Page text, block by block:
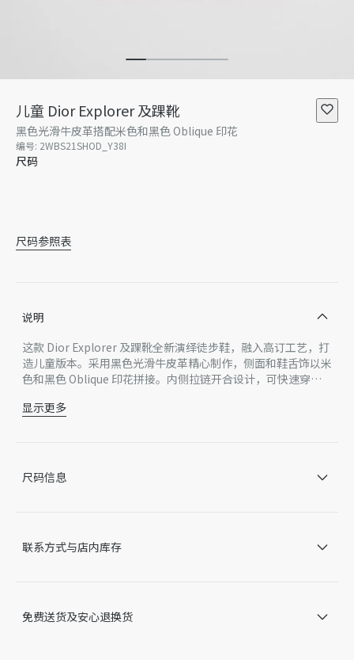
儿童 Dior Explorer 及踝靴
黑色光滑牛皮革搭配米色和黑色 Oblique 印花
编号: 2WBS21SHOD_Y38I
尺码
尺码参照表
说明
这款 Dior Explorer 及踝靴全新演绎徒步鞋，融入高订工艺，打
造儿童版本。采用黑色光滑牛皮革精心制作，侧面和鞋舌饰以米
色和黑色 Oblique 印花拼接。内侧拉链开合设计，可快速穿
鞋底，更显精致。可与本季各式装扮轻松搭配，打造时尚的造
侧面同色调橡胶补丁点缀以 Dior 压花标志
黑色皮革内底
黑色凹口橡胶外底
意大利制造
关问题，请致电迪奥客服中心。
显示更多
尺码信息
联系方式与店内库存
免费送货及安心退换货